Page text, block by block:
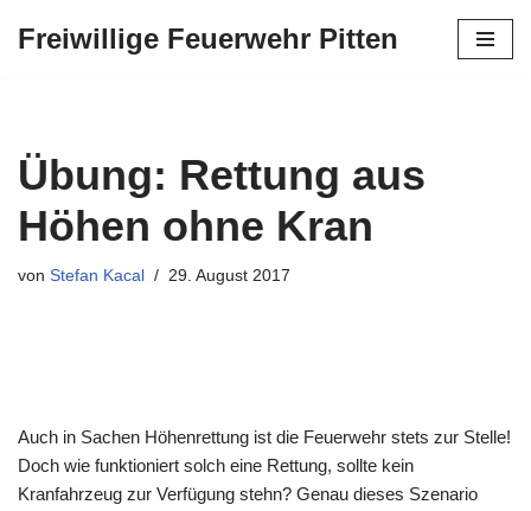
Freiwillige Feuerwehr Pitten
Übung: Rettung aus
Höhen ohne Kran
von Stefan Kacal 29. August 2017
Auch in Sachen Höhenrettung ist die Feuerwehr stets zur Stelle!
Doch wie funktioniert solch eine Rettung, sollte kein
Kranfahrzeug zur Verfügung stehn? Genau dieses Szenario